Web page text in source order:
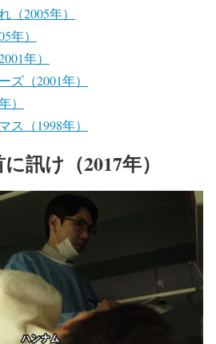
（2005年）
年）
年）
ズ（2001年）
）
ス（1998年）
訊け（2017年）